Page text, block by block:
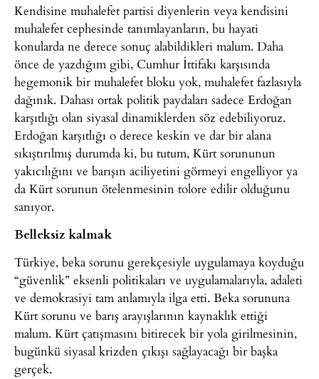
Kendisine muhalefet partisi diyenlerin veya kendisini
muhalefet cephesinde tanımlayanların, bu hayati
konularda ne derece sonuç alabildikleri malum. Daha
önce de yazdığım gibi, Cumhur İttifakı karşısında
hegemonik bir muhalefet bloku yok, muhalefet fazlasıyla
dağınık. Dahası ortak politik paydaları sadece Erdoğan
karşıtlığı olan siyasal dinamiklerden söz edebiliyoruz.
Erdoğan karşıtlığı o derece keskin ve dar bir alana
sıkıştırılmış durumda ki, bu tutum, Kürt sorununun
yakıcılığını ve barışın aciliyetini görmeyi engelliyor ya
da Kürt sorunun ötelenmesinin tolore edilir olduğunu
sanıyor.
Belleksiz kalmak
Türkiye, beka sorunu gerekçesiyle uygulamaya koyduğu
“güvenlik” eksenli politikaları ve uygulamalarıyla, adaleti
ve demokrasiyi tam anlamıyla ilga etti. Beka sorununa
Kürt sorunu ve barış arayışlarının kaynaklık ettiği
malum. Kürt çatışmasını bitirecek bir yola girilmesinin,
bugünkü siyasal krizden çıkışı sağlayacağı bir başka
gerçek.